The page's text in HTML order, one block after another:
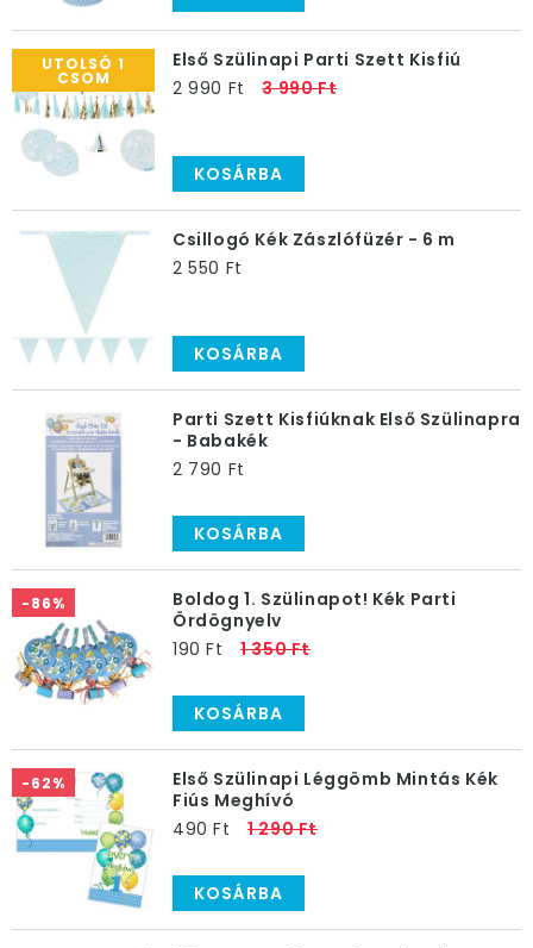
UTOLSÓ 1
CSOM
Első Szülinapi Parti Szett Kisfiú
2 990 Ft
3 990 Ft
KOSÁRBA
Csillogó Kék Zászlófüzér - 6 m
2 550 Ft
KOSÁRBA
Parti Szett Kisfiúknak Első Szülinapra
- Babakék
2 790 Ft
KOSÁRBA
-86%
Boldog 1. Szülinapot! Kék Parti
Ördögnyelv
190 Ft
1 350 Ft
KOSÁRBA
-62%
Első Szülinapi Léggömb Mintás Kék
Fiús Meghívó
490 Ft
1 290 Ft
KOSÁRBA